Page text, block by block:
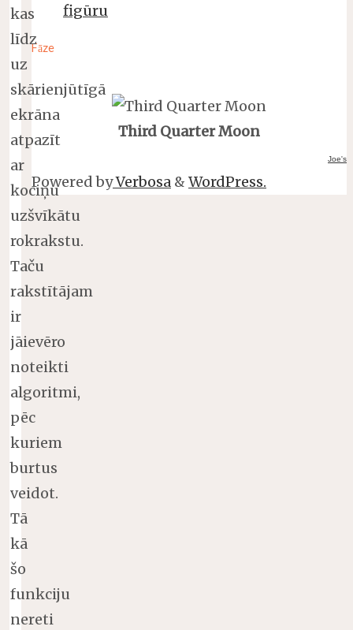
figūru
Fāze
Third Quarter Moon
Joe's
Powered byVerbosa & WordPress.
kas
līdz
uz
skārienjūtīgā
ekrāna
atpazīt
ar
kociņu
uzšvīkātu
rokrakstu.
Taču
rakstītājam
ir
jāievēro
noteikti
algoritmi,
pēc
kuriem
burtus
veidot.
Tā
kā
šo
funkciju
nereti